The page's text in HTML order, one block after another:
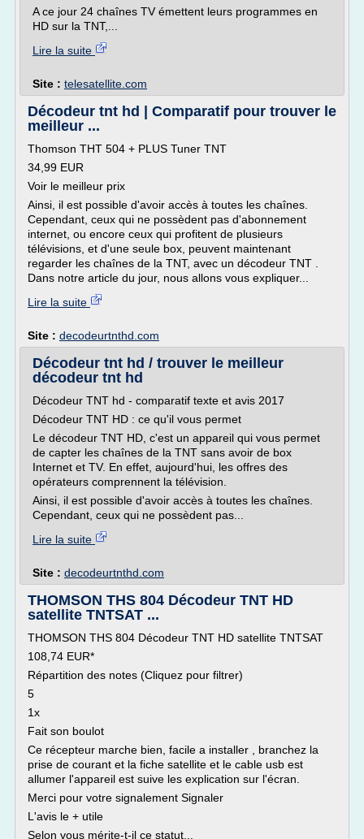
A ce jour 24 chaînes TV émettent leurs programmes en
HD sur la TNT,...
Lire la suite
Site : telesatellite.com
Décodeur tnt hd | Comparatif pour trouver le
meilleur ...
Thomson THT 504 + PLUS Tuner TNT
34,99 EUR
Voir le meilleur prix
Ainsi, il est possible d'avoir accès à toutes les chaînes.
Cependant, ceux qui ne possèdent pas d'abonnement
internet, ou encore ceux qui profitent de plusieurs
télévisions, et d'une seule box, peuvent maintenant
regarder les chaînes de la TNT, avec un décodeur TNT .
Dans notre article du jour, nous allons vous expliquer...
Lire la suite
Site : decodeurtnthd.com
Décodeur tnt hd / trouver le meilleur
décodeur tnt hd
Décodeur TNT hd - comparatif texte et avis 2017
Décodeur TNT HD : ce qu'il vous permet
Le décodeur TNT HD, c'est un appareil qui vous permet
de capter les chaînes de la TNT sans avoir de box
Internet et TV. En effet, aujourd'hui, les offres des
opérateurs comprennent la télévision.
Ainsi, il est possible d'avoir accès à toutes les chaînes.
Cependant, ceux qui ne possèdent pas...
Lire la suite
Site : decodeurtnthd.com
THOMSON THS 804 Décodeur TNT HD
satellite TNTSAT ...
THOMSON THS 804 Décodeur TNT HD satellite TNTSAT
108,74 EUR*
Répartition des notes (Cliquez pour filtrer)
5
1x
Fait son boulot
Ce récepteur marche bien, facile a installer , branchez la
prise de courant et la fiche satellite et le cable usb est
allumer l'appareil est suive les explication sur l'écran.
Merci pour votre signalement Signaler
L'avis le + utile
Selon vous mérite-t-il ce statut...